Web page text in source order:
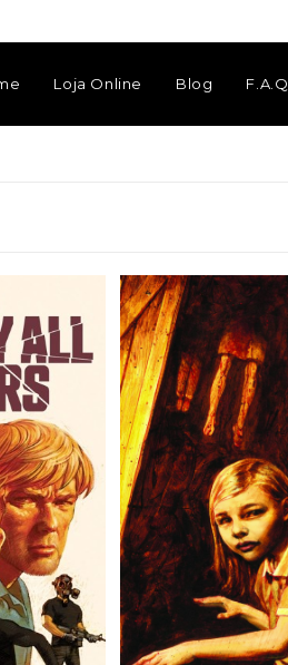
Loja Online Blog F.A.Q.